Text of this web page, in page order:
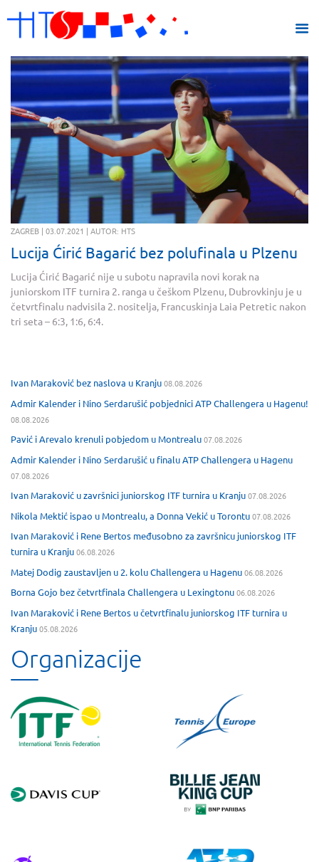
ZAGREB | 03.07.2021 | AUTOR: HTS
Lucija Ćirić Bagarić bez polufinala u Plzenu
Lucija Ćirić Bagarić nije u subotu napravila novi korak na
juniorskom ITF turnira 2. ranga u češkom Plzenu, Dubrovkinju je u
četvrtfinalu nadvisila 2. nositelja, Francuskinja Laia Petretic nakon
tri seta – 6:3, 1:6, 6:4.
Ivan Maraković bez naslova u Kranju08.08.2026
Admir Kalender i Nino Serdarušić pobjednici ATP Challengera u Hagenu!
08.08.2026
Pavić i Arevalo krenuli pobjedom u Montrealu07.08.2026
Admir Kalender i Nino Serdarušić u finalu ATP Challengera u Hagenu
07.08.2026
Ivan Maraković u završnici juniorskog ITF turnira u Kranju07.08.2026
Nikola Mektić ispao u Montrealu, a Donna Vekić u Torontu07.08.2026
Ivan Maraković i Rene Bertos međusobno za završnicu juniorskog ITF
turnira u Kranju06.08.2026
Matej Dodig zaustavljen u 2. kolu Challengera u Hagenu06.08.2026
Borna Gojo bez četvrtfinala Challengera u Lexingtonu06.08.2026
Ivan Maraković i Rene Bertos u četvrtfinalu juniorskog ITF turnira u
Kranju05.08.2026
Organizacije